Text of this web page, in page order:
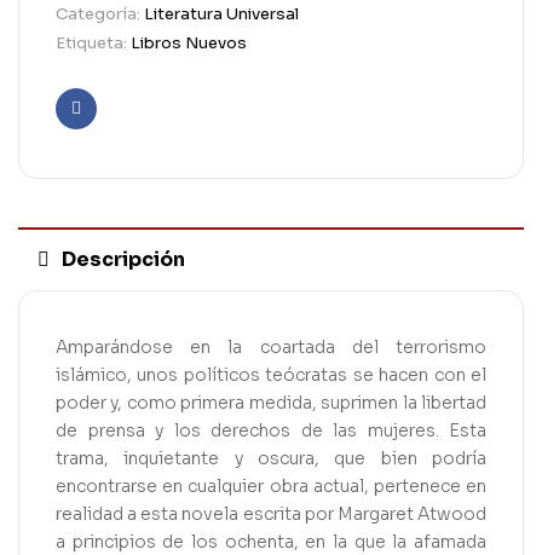
Categoría: Literatura Universal
Etiqueta: Libros Nuevos
Facebook
Descripción
Amparándose en la coartada del terrorismo
islámico, unos políticos teócratas se hacen con el
poder y, como primera medida, suprimen la libertad
de prensa y los derechos de las mujeres. Esta
trama, inquietante y oscura, que bien podría
encontrarse en cualquier obra actual, pertenece en
realidad a esta novela escrita por Margaret Atwood
a principios de los ochenta, en la que la afamada